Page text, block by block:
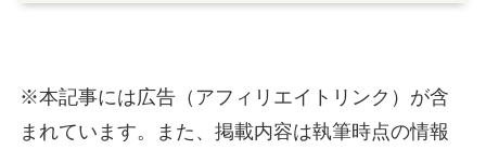
※本記事には広告（アフィリエイトリンク）が含
まれています。また、掲載内容は執筆時点の情報